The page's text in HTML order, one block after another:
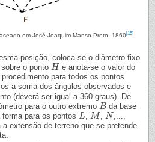
em José Joaquim Manso-Preto, 1860[15] .
posição, coloca-se o diâmetro fixo
o ponto H
H
e anota-se o valor do
para todos os pontos
a soma dos ângulos observados e
(deverá ser igual a 360 graus). De
para o outro extremo B
B da base
para os pontos L
L ,M
M , N
N ,...,
extensão de terreno que se pretende